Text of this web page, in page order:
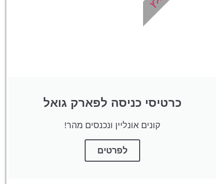
מומלץ?
כרטיסי כניסה לפארק גואל
קונים אונליין ונכנסים מהר!
לפרטים